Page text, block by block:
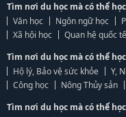
Tìm nơi du học mà có thể
Văn học
Ngôn ngữ học
Xã hội học
Quan hệ quốc tế
Tìm nơi du học mà có thể
Hộ lý, Bảo vệ sức khỏe
Y,
Công học
Nông Thủy sản
Tìm nơi du học mà có thể